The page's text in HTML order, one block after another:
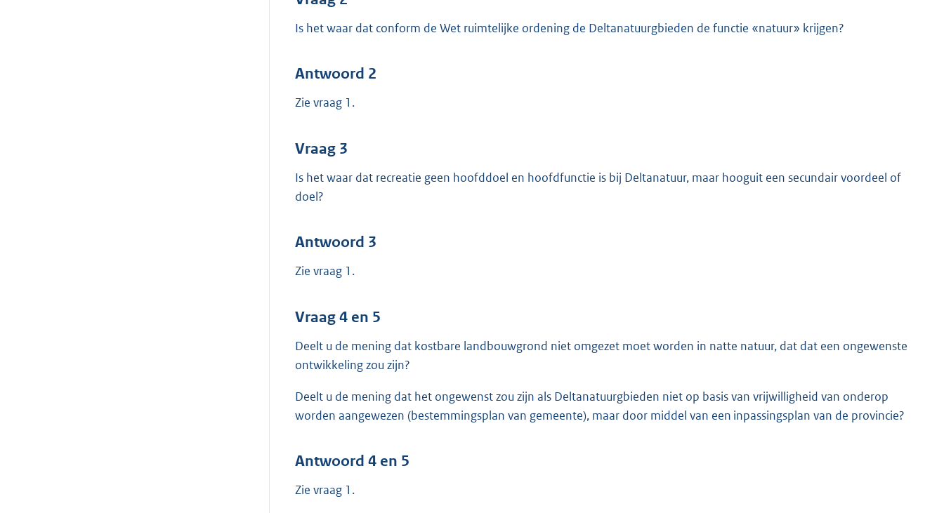
Is het waar dat conform de Wet ruimtelijke ordening de Deltanatuurgbieden de functie «natuur» krijgen?
Antwoord 2
Zie vraag 1.
Vraag 3
Is het waar dat recreatie geen hoofddoel en hoofdfunctie is bij Deltanatuur, maar hooguit een secundair voordeel of
doel?
Antwoord 3
Zie vraag 1.
Vraag 4 en 5
Deelt u de mening dat kostbare landbouwgrond niet omgezet moet worden in natte natuur, dat dat een ongewenste
ontwikkeling zou zijn?
Deelt u de mening dat het ongewenst zou zijn als Deltanatuurgbieden niet op basis van vrijwilligheid van onderop
worden aangewezen (bestemmingsplan van gemeente), maar door middel van een inpassingsplan van de provincie?
Antwoord 4 en 5
Zie vraag 1.